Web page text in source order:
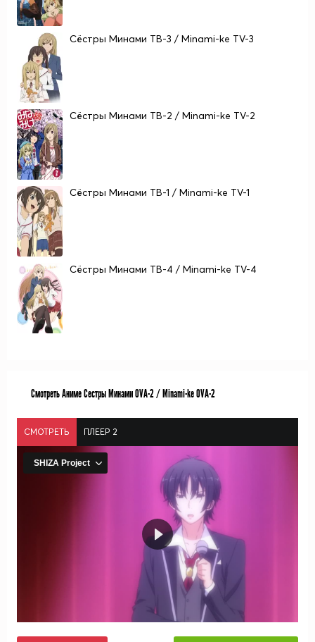
Сёстры Минами ТВ-3 / Minami-ke TV-3
Сёстры Минами ТВ-2 / Minami-ke TV-2
Сёстры Минами ТВ-1 / Minami-ke TV-1
Сёстры Минами ТВ-4 / Minami-ke TV-4
Смотреть Аниме Сестры Минами OVA-2 / Minami-ke OVA-2
СМОТРЕТЬ ПЛЕЕР 2